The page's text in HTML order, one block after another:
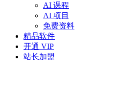
AI 课程
AI 项目
免费资料
精品软件
开通 VIP
站长加盟